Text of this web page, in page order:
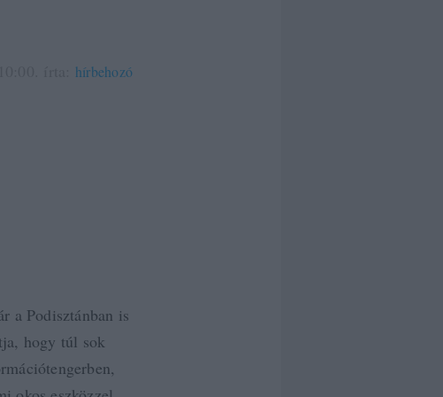
hírbehozó
a Podisztánban is
hogy túl sok